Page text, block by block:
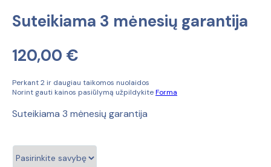
Suteikiama 3 mėnesių garantija
120,00 €
Perkant 2 ir daugiau taikomos nuolaidos
Norint gauti kainos pasiūlymą užpildykiteForma
Suteikiama 3 mėnesių garantija